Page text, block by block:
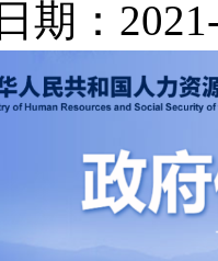
日期：